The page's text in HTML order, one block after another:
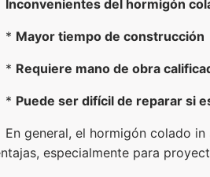
Inconvenientes del hormigón
* Mayor tiempo de construcción
* Requiere mano de obra
* Puede ser difícil de reparar si
En general, el hormigón colado
especialmente para